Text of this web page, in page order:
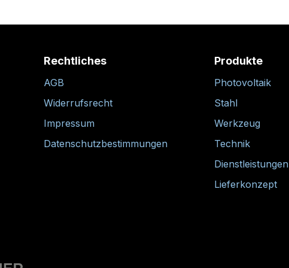
Rechtliches
AGB
Widerrufsrecht
Impressum
Datenschutzbestimmungen
Produkte
Photovoltaik
Stahl
Werkzeug
Technik
Dienstleistungen
Lieferkonzept